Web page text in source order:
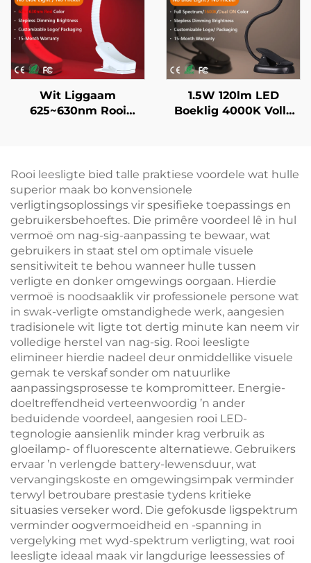
Wit Liggaam
625~630nm Rooi
800mAh Battery 60U
Loop Tyd 1-Uur Vinnige
Laai
1.5W 120lm LED
Boeklig 4000K Volle
Boeklig
Rooi leesligte bied talle praktiese voordele wat hulle
superior maak bo konvensionele
verligtingsoplossings vir spesifieke toepassings en
gebruikersbehoeftes. Die primêre voordeel lê in hul
vermoë om nag-sig-aanpassing te bewaar, wat
gebruikers in staat stel om optimale visuele
sensitiwiteit te behou wanneer hulle tussen
verligte en donker omgewings oorgaan. Hierdie
vermoë is noodsaaklik vir professionele persone wat
in swak-verligte omstandighede werk, aangesien
tradisionele wit ligte tot dertig minute kan neem vir
volledige herstel van nag-sig. Rooi leesligte
elimineer hierdie nadeel deur onmiddellike visuele
gemak te verskaf sonder om natuurlike
aanpassingsprosesse te kompromitteer. Energie-
doeltreffendheid verteenwoordig ’n ander
beduidende voordeel, aangesien rooi LED-
tegnologie aansienlik minder krag verbruik as
gloeilamp- of fluorescente alternatiewe. Gebruikers
ervaar ’n verlengde battery-lewensduur, wat
vervangingskoste en omgewingsimpak verminder
terwyl betroubare prestasie tydens kritieke
situasies verseker word. Die gefokusde ligspektrum
verminder oogvermoeidheid en -spanning in
vergelyking met wyd-spektrum verligting, wat rooi
leesligte ideaal maak vir langdurige leessessies of